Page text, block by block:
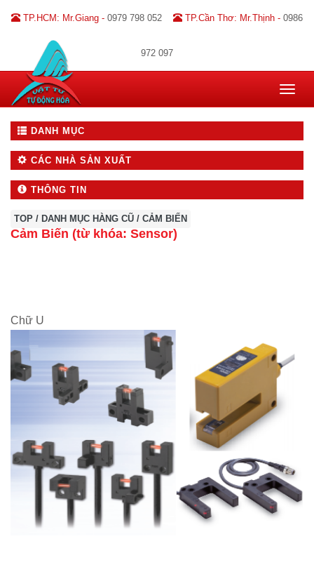
TP.HCM: Mr.Giang - 0979 798 052 TP.Cần Thơ: Mr.Thịnh - 0986
972 097
Toggle
DANH MỤC
CÁC NHÀ SẢN XUẤT
THÔNG TIN
TOP / DANH MỤC HÀNG CŨ / CẢM BIẾN
Cảm Biến (từ khóa: Sensor)
Chữ U